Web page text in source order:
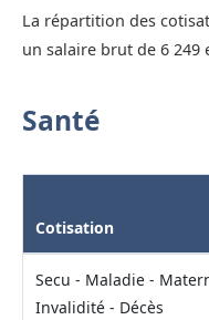
La répartition des
un salaire brut de 6 249
Santé
Cotisation
Secu - Maladie -
Invalidité - Décès